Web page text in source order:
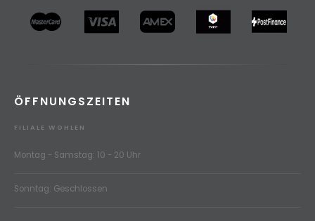
ÖFFNUNGSZEITEN
FILIALE WOHLEN
Montag - Samstag: 10 - 20 Uhr
Sonntag: Geschlossen